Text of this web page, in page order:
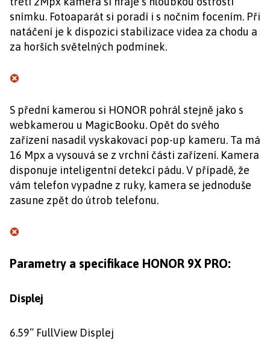
snímku. Fotoaparát si poradí i s nočním focením. Při
natáčení je k dispozici stabilizace videa za chodu a
za horších světelných podmínek.
S přední kamerou si HONOR pohrál stejně jako s
webkamerou u MagicBooku. Opět do svého
zařízení nasadil vyskakovací pop-up kameru. Ta má
16 Mpx a vysouvá se z vrchní části zařízení. Kamera
disponuje inteligentní detekcí pádu. V případě, že
vám telefon vypadne z ruky, kamera se jednoduše
zasune zpět do útrob telefonu.
Parametry a specifikace HONOR 9X PRO:
Displej
6.59“ FullView Displej